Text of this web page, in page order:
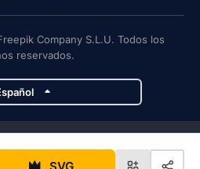
Company S.L.U. Todos los
reservados.